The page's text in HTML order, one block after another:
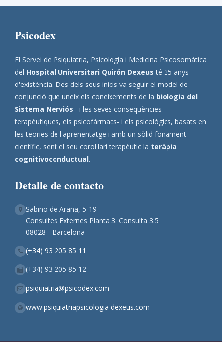
Psicodex
El Servei de Psiquiatria, Psicologia i Medicina Psicosomàtica
del Hospital Universitari Quirón Dexeus té 35 anys
d'existència. Des dels seus inicis va seguir el model de
conjunció que uneix els coneixements de la biologia del
Sistema Nerviós –i les seves conseqüències
terapèutiques, els psicofàrmacs- i els psicològics, basats en
les teories de l'aprenentatge i amb un sòlid fonament
científic, sent el seu corol·lari terapèutic la teràpia
cognitivoconductual.
Detalle de contacto
Sabino de Arana, 5-19
Consultes Externes Planta 3. Consulta 3.5
08028 - Barcelona
(+34) 93 205 85 11
(+34) 93 205 85 12
psiquiatria@psicodex.com
www.psiquiatriapsicologia-dexeus.com